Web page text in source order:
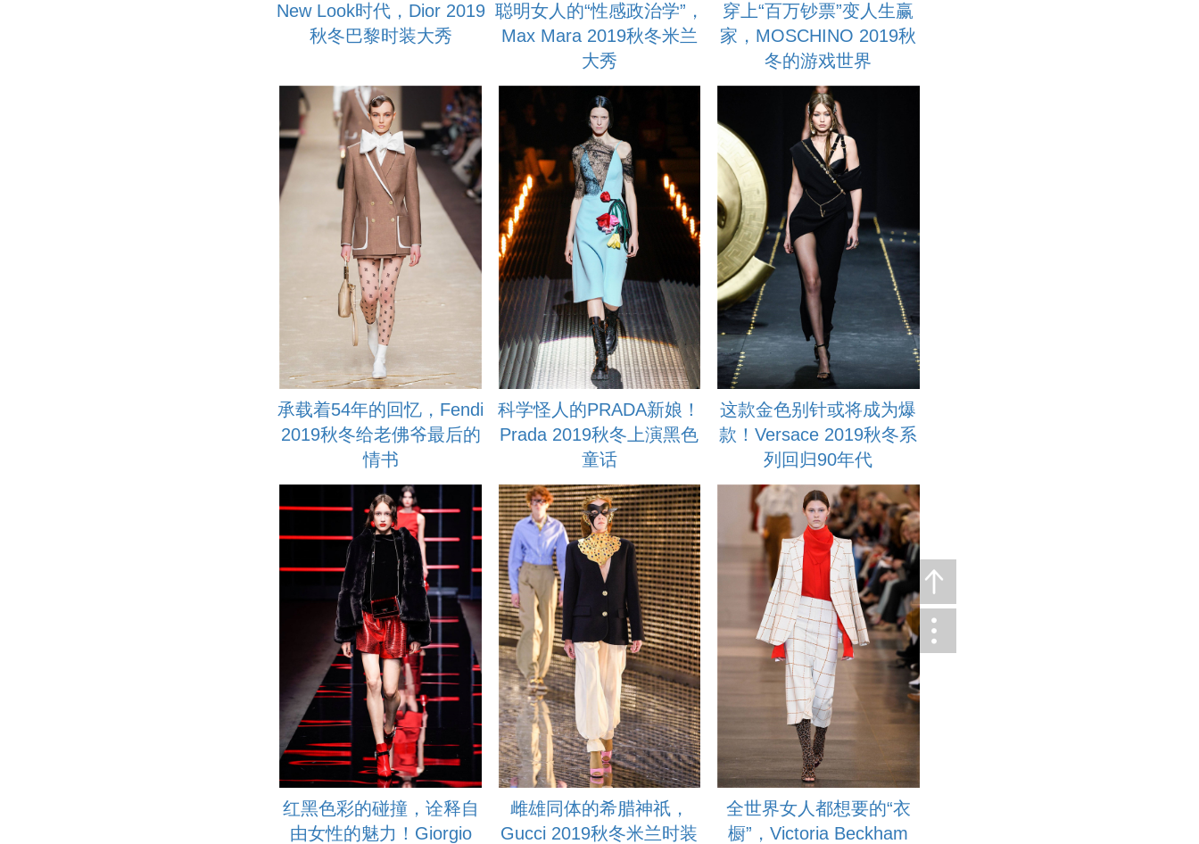
New Look时代，Dior 2019
秋冬巴黎时装大秀
聪明女人的“性感政治学”，
Max Mara 2019秋冬米兰
大秀
穿上“百万钞票”变人生赢
家，MOSCHINO 2019秋
冬的游戏世界
承载着54年的回忆，Fendi
2019秋冬给老佛爷最后的
情书
科学怪人的PRADA新娘！
Prada 2019秋冬上演黑色
童话
这款金色别针或将成为爆
款！Versace 2019秋冬系
列回归90年代
红黑色彩的碰撞，诠释自
由女性的魅力！Giorgio
雌雄同体的希腊神祇，
Gucci 2019秋冬米兰时装
全世界女人都想要的“衣
橱”，Victoria Beckham